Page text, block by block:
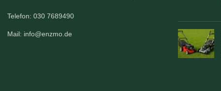
Telefon: 030 7689490
Mail: info@enzmo.de